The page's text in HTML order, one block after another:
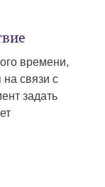
времени,
связи с
задать